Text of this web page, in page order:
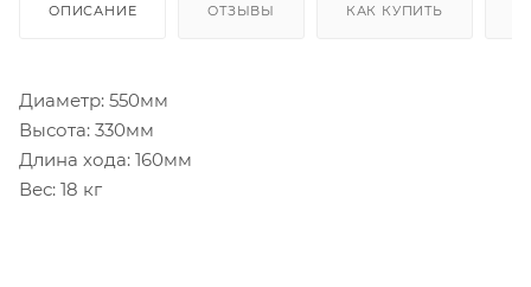
ОПИСАНИЕ ОТЗЫВЫ КАК КУПИТЬ
Диаметр: 550мм
Высота: 330мм
Длина хода: 160мм
Вес: 18 кг